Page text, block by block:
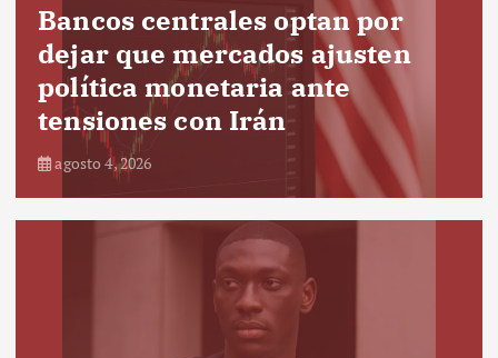
Bancos centrales optan por
dejar que mercados ajusten
política monetaria ante
tensiones con Irán
agosto 4, 2026